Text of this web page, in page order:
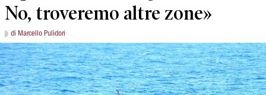
No, troveremo altre zone»
di Marcello Pulidori